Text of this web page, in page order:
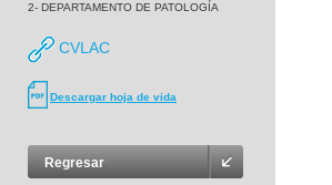
2- DEPARTAMENTO DE PATOLOGÍA
CVLAC
Descargar hoja de vida
Regresar